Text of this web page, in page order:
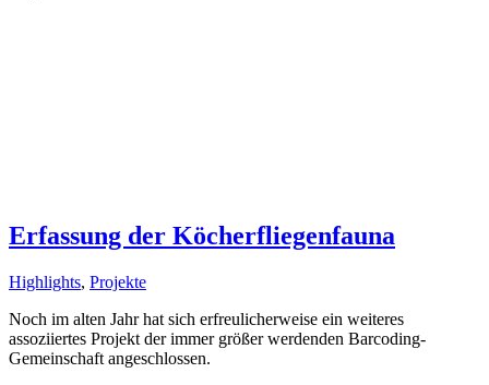
Erfassung der Köcherfliegenfauna
Highlights, Projekte
Noch im alten Jahr hat sich erfreulicherweise ein weiteres
assoziiertes Projekt der immer größer werdenden Barcoding-
Gemeinschaft angeschlossen.